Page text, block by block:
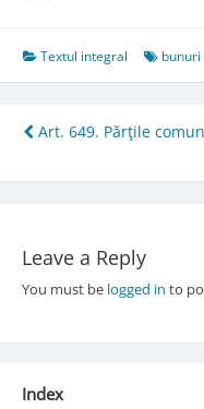
Textul integral bunuri
Post
navigation
Art. 649. Părţile
Leave a Reply
You must be logged in to
Index